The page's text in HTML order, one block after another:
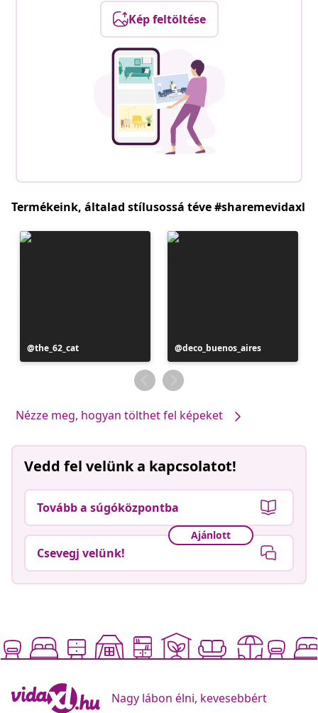
Kép feltöltése
Termékeink, általad stílusossá téve #sharemevidaxl
Bejegyzés
közzétevője
the_62_cat
Bejegyzés
közzétevője
deco_buenos_aires
Nézze meg, hogyan tölthet fel képeket
Vedd fel velünk a kapcsolatot!
Tovább a súgóközpontba
Ajánlott
Csevegj velünk!
Nagy lábon élni, kevesebbért